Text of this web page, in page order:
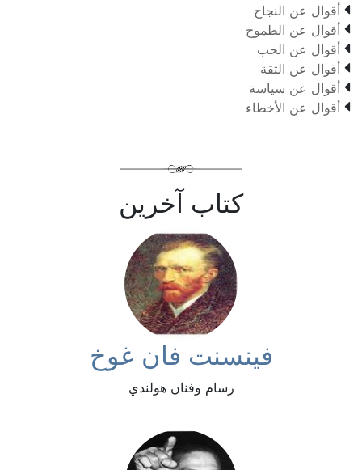
 أقوال عن النجاح
 أقوال عن الطموح
 أقوال عن الحب
 أقوال عن الثقة
 أقوال عن سياسة
 أقوال عن الأخطاء
كتاب آخرين
فينسنت فان غوخ
رسام وفنان هولندي